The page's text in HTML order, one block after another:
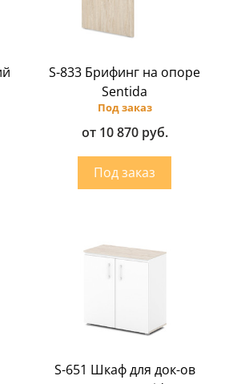
S-833 Брифинг на опоре
Sentida
Под заказ
от 10 870 руб.
S-651 Шкаф для док-ов